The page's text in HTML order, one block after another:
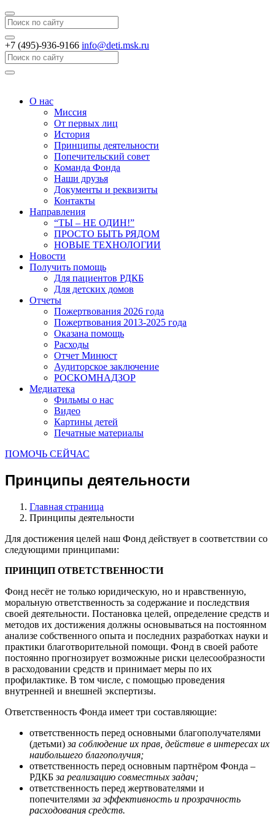
Search
+7 (495)-936-9166 info@deti.msk.ru
Search
О нас
Миссия
От первых лиц
История
Принципы деятельности
Попечительский совет
Команда Фонда
Наши друзья
Документы и реквизиты
Контакты
Направления
“ТЫ – НЕ ОДИН!”
ПРОСТО БЫТЬ РЯДОМ
НОВЫЕ ТЕХНОЛОГИИ
Новости
Получить помощь
Для пациентов РДКБ
Для детских домов
Отчеты
Пожертвования 2026 года
Пожертвования 2013-2025 года
Оказана помощь
Расходы
Отчет Минюст
Аудиторское заключение
РОСКОМНАДЗОР
Медиатека
Фильмы о нас
Видео
Картины детей
Печатные материалы
ПОМОЧЬ СЕЙЧАС
Принципы деятельности
Главная страница
Принципы деятельности
Для достижения целей наш Фонд действует в соответствии со
следующими принципами:
ПРИНЦИП ОТВЕТСТВЕННОСТИ
Фонд несёт не только юридическую, но и нравственную,
моральную ответственность за содержание и последствия
своей деятельности. Постановка целей, определение средств и
методов их достижения должны основываться на постоянном
анализе собственного опыта и последних разработках науки и
практики благотворительной помощи. Фонд в своей работе
постоянно прогнозирует возможные риски целесообразности
в расходовании средств и принимает меры по их
профилактике. В том числе, с помощью проведения
внутренней и внешней экспертизы.
Ответственность Фонда имеет три составляющие:
ответственность перед основными благополучателями
(детьми)за соблюдение их прав, действие в интересах их
наибольшего благополучия;
ответственность перед основным партнёром Фонда –
РДКБза реализацию совместных задач;
ответственность перед жертвователями и
попечителями за эффективность и прозрачность
расходования средств.